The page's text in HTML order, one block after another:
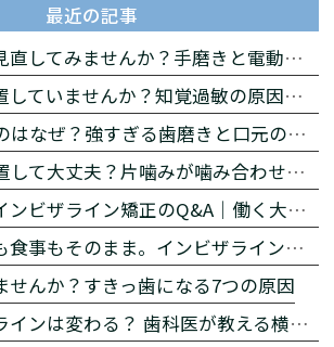
最近の記事
毎日の歯磨き、見直してみませんか？手磨きと電動歯ブラシの違いをわかりやすく解説
その“しみる”放置していませんか？知覚過敏の原因と対策
歯ぐきが下がるのはなぜ？強すぎる歯磨きと口元の印象の関係
その噛み癖、放置して大丈夫？片噛みが噛み合わせに与える影響とは
何でも聞いて！インビザライン矯正のQ&A｜働く大人の矯正相談【後編】
矯正中も、仕事も食事もそのまま。インビザラインが働く大人に選ばれる理由【前編】
せんか？すきっ歯になる7つの原因
矯正でフェイスラインは変わる？ 歯科医が教える横顔への影響